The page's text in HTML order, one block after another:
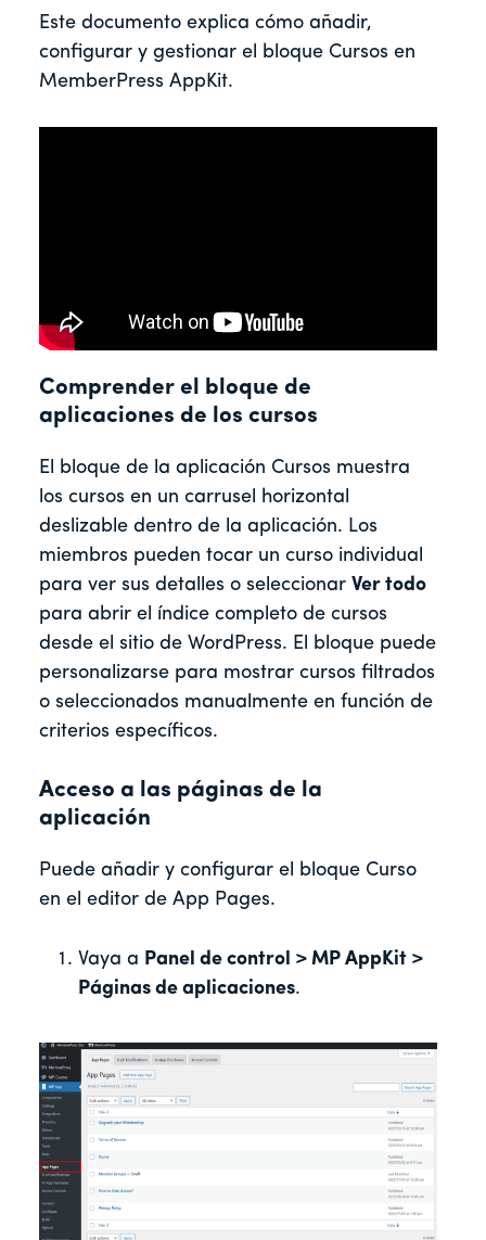
Este documento explica cómo añadir,
configurar y gestionar el bloque Cursos en
MemberPress AppKit.
Comprender el bloque de
aplicaciones de los cursos
El bloque de la aplicación Cursos muestra
los cursos en un carrusel horizontal
deslizable dentro de la aplicación. Los
miembros pueden tocar un curso individual
para ver sus detalles o seleccionar Ver todo
para abrir el índice completo de cursos
desde el sitio de WordPress. El bloque puede
personalizarse para mostrar cursos filtrados
o seleccionados manualmente en función de
criterios específicos.
Acceso a las páginas de la
aplicación
Puede añadir y configurar el bloque Curso
en el editor de App Pages.
Vaya a Panel de control > MP AppKit >
Páginas de aplicaciones.